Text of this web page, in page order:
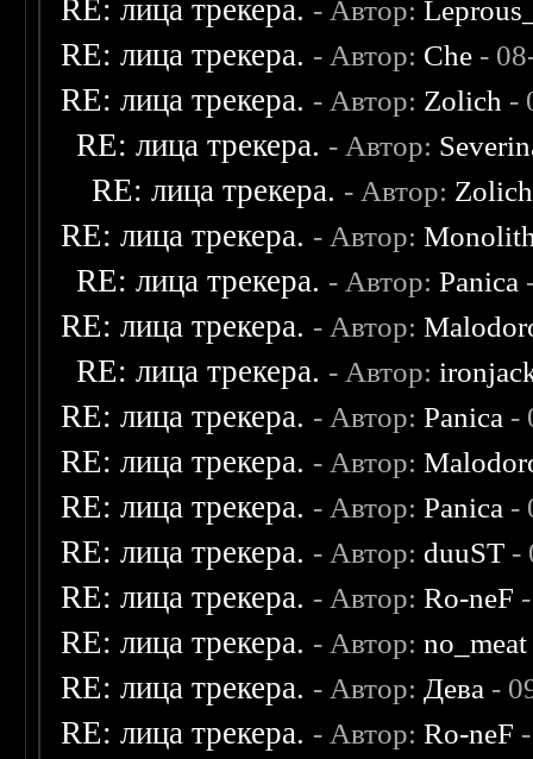
RE: лица трекера. - Автор:
RE: лица трекера. - Автор: Che -
RE: лица трекера. - Автор: Zolich -
RE: лица трекера. - Автор:
RE: лица трекера. - Автор: Zolich
RE: лица трекера. - Автор:
RE: лица трекера. - Автор:Panica
RE: лица трекера. - Автор:
RE: лица трекера. - Автор:
RE: лица трекера. - Автор:Panica -
RE: лица трекера. - Автор:
RE: лица трекера. - Автор:Panica -
RE: лица трекера. - Автор: duuST -
RE: лица трекера. - Автор:Ro-neF
RE: лица трекера. - Автор:no_meat
RE: лица трекера. - Автор: Дева -
RE: лица трекера. - Автор:Ro-neF